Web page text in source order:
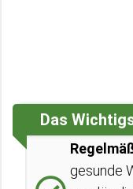
Das
gesunde